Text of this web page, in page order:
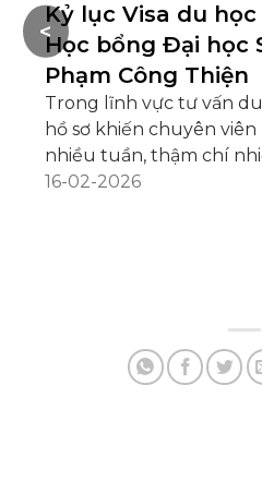
Kỷ lục Visa du
Học bổng Đại học
Phạm Công Thiện
Trong lĩnh vực tư vấn
hồ sơ khiến chuyên
nhiều tuần, thậm chí
cũng có những hồ sơ hệ
trình từ bậc Trung học
khi chính [...]
16-02-2026
<